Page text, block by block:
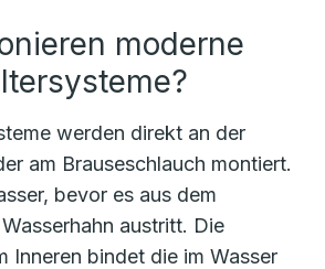
moderne
werden direkt an der
am Brauseschlauch montiert.
bevor es aus dem
austritt. Die
Inneren bindet die im Wasser